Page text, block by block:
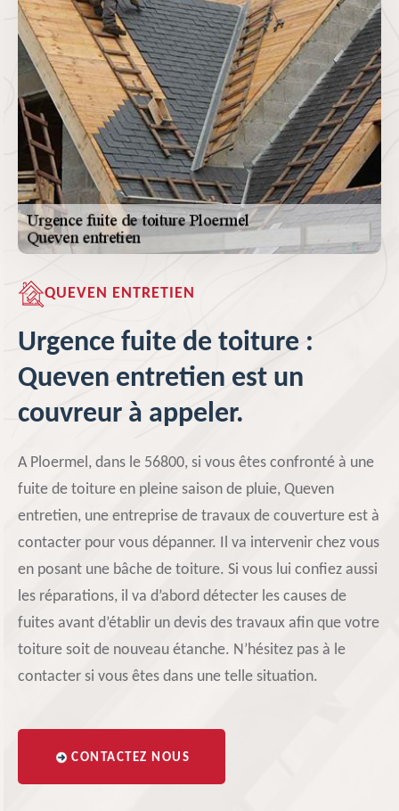
QUEVEN ENTRETIEN
Urgence fuite de toiture :
Queven entretien est un
couvreur à appeler.
A Ploermel, dans le 56800, si vous êtes confronté à une
fuite de toiture en pleine saison de pluie, Queven
entretien, une entreprise de travaux de couverture est à
contacter pour vous dépanner. Il va intervenir chez vous
en posant une bâche de toiture. Si vous lui confiez aussi
les réparations, il va d’abord détecter les causes de
fuites avant d’établir un devis des travaux afin que votre
toiture soit de nouveau étanche. N’hésitez pas à le
contacter si vous êtes dans une telle situation.
CONTACTEZ NOUS